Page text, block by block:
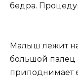
бедра.
Малыш лежит
большой палец
приподнимает